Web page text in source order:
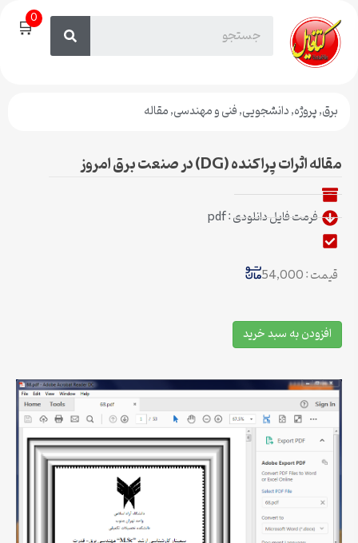
🛒0
برق,پروژه,دانشجویی,فنی و مهندسی,مقاله
مقاله اثرات پراکنده (DG) در صنعت برق امروز
فرمت فایل دانلودی : pdf
قیمت : 54,000
افزودن به سبد خرید